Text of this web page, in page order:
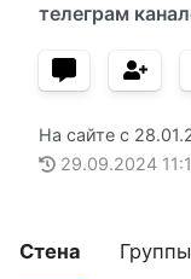
телеграм
На сайте с
29.09.2024
Стена Группы